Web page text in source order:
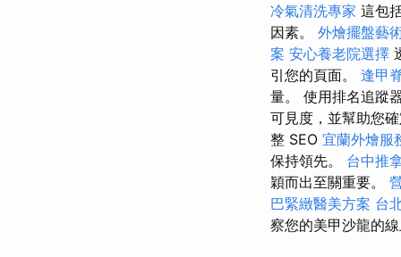
冷氣清洗專家 這包
因素。 外燴擺盤藝
案 安心養老院選擇
引您的頁面。 逢甲
量。 使用排名追蹤
可見度，並幫助您
整 SEO 宜蘭外燴服
保持領先。 台中推
穎而出至關重要。
巴緊緻醫美方案 台
察您的美甲沙龍的線